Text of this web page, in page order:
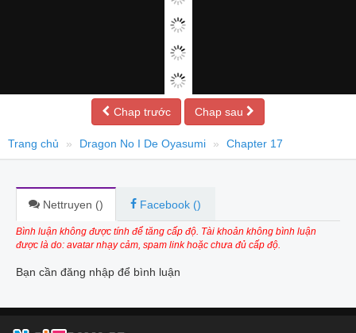
Chap trước Chap sau
Trang chủ Dragon No I De Oyasumi Chapter 17
Nettruyen () Facebook ()
Bình luận không được tính để tăng cấp độ. Tài khoản không bình luận
được là do: avatar nhạy cảm, spam link hoặc chưa đủ cấp độ.
Bạn cần đăng nhập để bình luận